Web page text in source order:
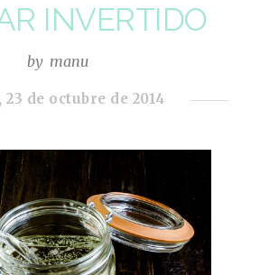
INVERTIDO
by manu
23 de octubre de 2014